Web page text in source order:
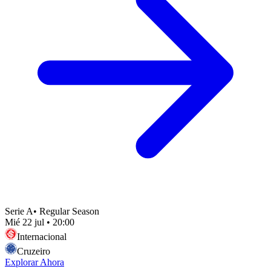
Serie A• Regular Season
Mié 22 jul • 20:00
Internacional
Cruzeiro
Explorar Ahora